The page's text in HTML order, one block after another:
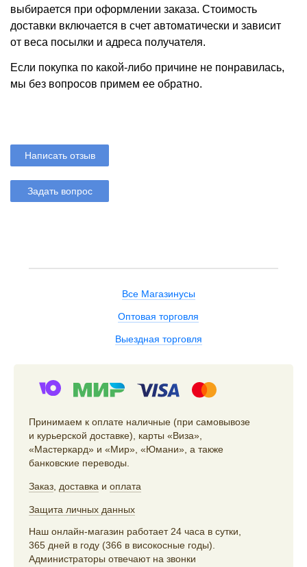
выбирается при оформлении заказа. Стоимость
доставки включается в счет автоматически и зависит
от веса посылки и адреса получателя.
Если покупка по какой-либо причине не понравилась,
мы без вопросов примем ее обратно.
Написать отзыв
Задать вопрос
Все Магазинусы
Оптовая торговля
Выездная торговля
Принимаем к оплате наличные (при самовывозе
и курьерской доставке), карты «Виза»,
«Мастеркард» и «Мир», «Юмани», а также
банковские переводы.
Заказ доставка и оплата
Защита личных данных
Наш онлайн-магазин работает 24 часа в сутки,
365 дней в году (366 в високосные годы).
Администраторы отвечают на звонки